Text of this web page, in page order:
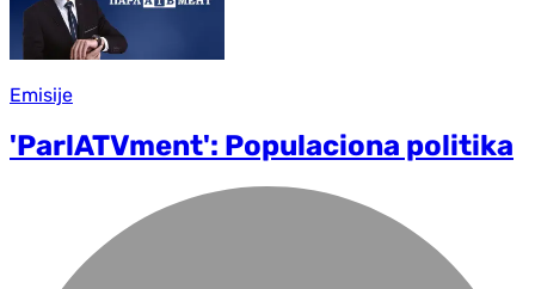
Emisije
'ParlATVment': Populaciona politika